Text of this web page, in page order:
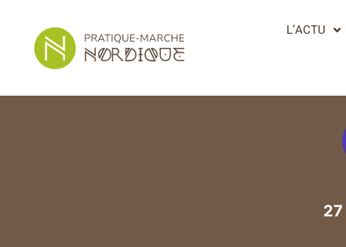
L’ACTU